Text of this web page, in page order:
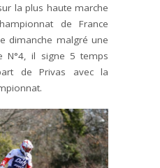
la plus haute marche
de France
dimanche malgré une
N°4, il signe 5 temps
de Privas avec la